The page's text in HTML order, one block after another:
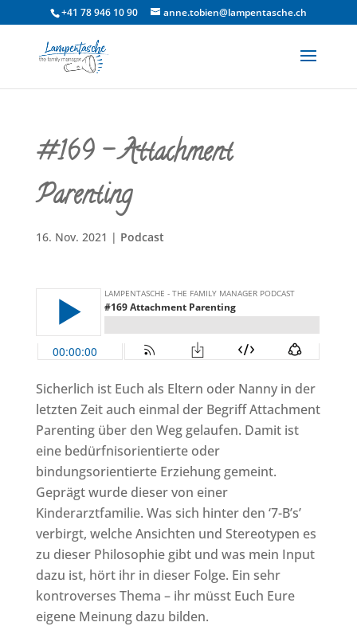
+41 78 946 10 90 anne.tobien@lampentasche.ch
#169 – Attachment
Parenting
16. Nov. 2021 | Podcast
Sicherlich ist Euch als Eltern oder Nanny in der
letzten Zeit auch einmal der Begriff Attachment
Parenting über den Weg gelaufen. Damit ist
eine bedürfnisorientierte oder
bindungsorientierte Erziehung gemeint.
Geprägt wurde dieser von einer
Kinderarztfamilie. Was sich hinter den ‘7-B’s’
verbirgt, welche Ansichten und Stereotypen es
zu dieser Philosophie gibt und was mein Input
dazu ist, hört ihr in dieser Folge. Ein sehr
kontroverses Thema – ihr müsst Euch Eure
eigene Meinung dazu bilden.